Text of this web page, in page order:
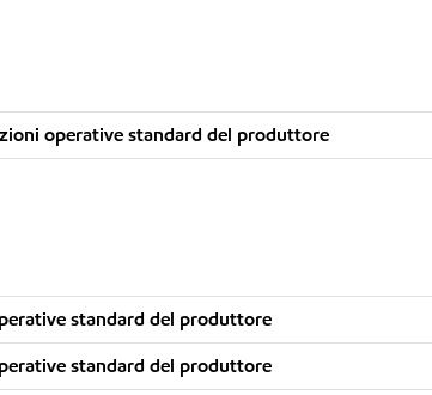
operative standard del produttore
standard del produttore
standard del produttore